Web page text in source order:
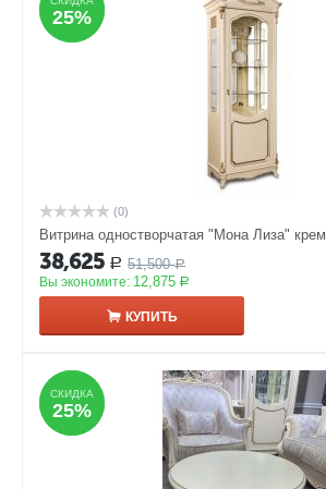
25%
25%
(0)
Витрина одностворчатая "Мона Лиза" крем
38,625 Р 51,500 Р
Вы экономите: 12,875 Р
КУПИТЬ
СКИДКА
25%
СКИДКА
25%